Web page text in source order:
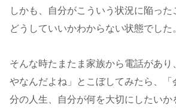
しかも、自分がこういう状況に陥っ
どうしていいかわからない状態でした
そんな時たまたま家族から電話があり
やなんだよね」とこぼしてみたら、「
分の人生、自分が何を大切にしたいか